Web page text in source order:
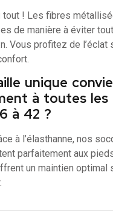
tout ! Les fibres
de manière à éviter
Vous profitez de l’éclat
unique
à toutes les
à 42 ?
à l’élasthanne, nos
parfaitement aux
un maintien optimal